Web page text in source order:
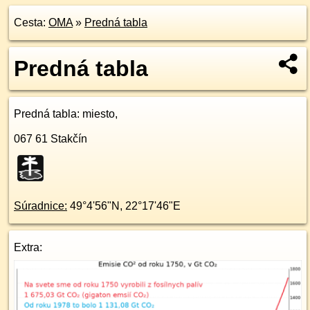
Cesta: OMA» Predná tabla
Predná tabla
Predná tabla: miesto,
067 61 Stakčín
Súradnice: 49°4'56"N , 22°17'46"E
Extra: